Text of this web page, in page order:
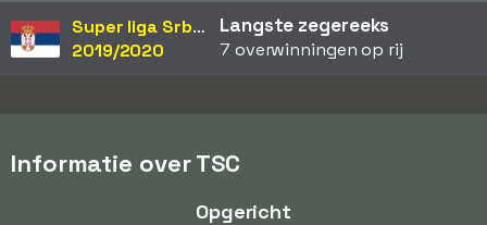
Super liga Srbije
2019/2020
Langste zegereeks
7 overwinningen op rij
Informatie over TSC
Opgericht